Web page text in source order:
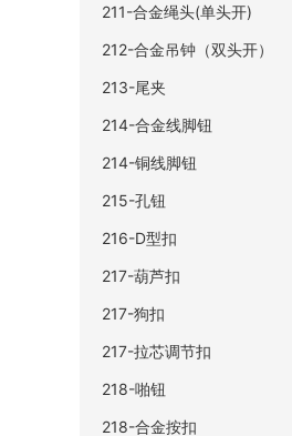
211-合金绳头(单头开)
212-合金吊钟（双头开）
213-尾夹
214-合金线脚钮
214-铜线脚钮
215-孔钮
216-D型扣
217-葫芦扣
217-狗扣
217-拉芯调节扣
218-啪钮
218-合金按扣